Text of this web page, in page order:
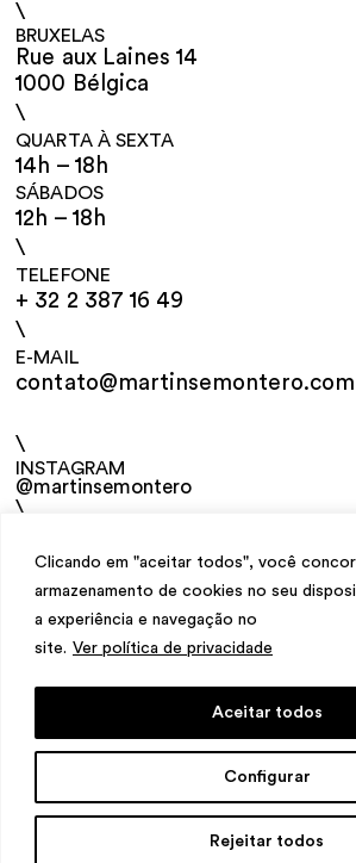
Clicando em "aceitar todos", você
armazenamento de cookies no seu
a experiência e navegação no
site. Ver política de privacidade
Configurar
Rejeitar todos
Aceitar todos
\
BRUXELAS
Rue aux Laines 14
1000 Bélgica
\
QUARTA À SEXTA
14h – 18h
SÁBADOS
12h – 18h
\
TELEFONE
+ 32 2 387 16 49
\
E-MAIL
contato@martinsemontero.com
\
INSTAGRAM
@martinsemontero
\